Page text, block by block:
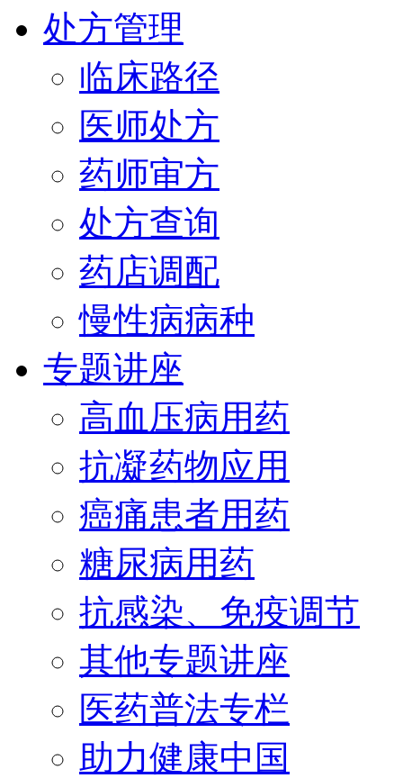
处方管理
临床路径
医师处方
药师审方
处方查询
药店调配
慢性病病种
专题讲座
高血压病用药
抗凝药物应用
癌痛患者用药
糖尿病用药
抗感染、免疫调节
其他专题讲座
医药普法专栏
助力健康中国